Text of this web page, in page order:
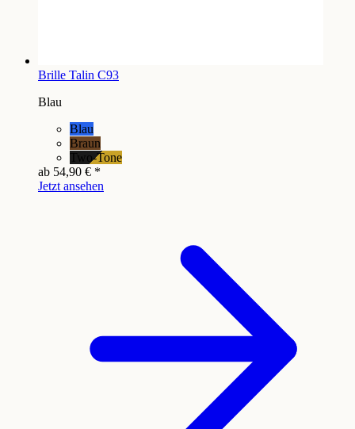
Brille Talin C93
Blau
Blau
Braun
Two-Tone
ab 54,90 € *
Jetzt ansehen